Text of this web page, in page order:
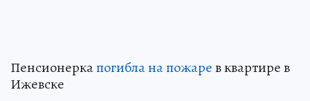
Пенсионеркапогибла на пожарев квартире в
Ижевске